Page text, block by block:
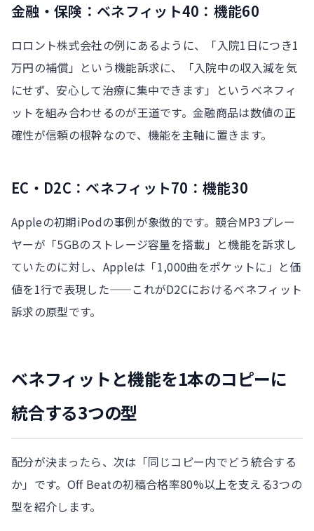
金融・保険：ベネフィット40：機能60
ロロント株式会社の例にあるように、「入院1日につき1
万円の補償」という機能訴求に、「入院中の収入減を気
にせず、安心して治療に集中できます」というベネフィ
ットを組み合わせるのが王道です。金融商品は数値の正
確性が信頼の根幹なので、機能を主軸に置きます。
EC・D2C：ベネフィット70：機能30
Appleの初期iPodの事例が象徴的です。競合MP3プレー
ヤーが「5GBのストレージ容量を搭載」と機能を訴求し
ていたのに対し、Appleは「1,000曲をポケットに」と価
値を1行で表現した——これがD2Cにおけるベネフィット
訴求の原型です。
ベネフィットと機能を1本のコピーに
統合する3つの型
配分が決まったら、次は「同じコピー内でどう統合する
か」です。Off Beatの初稿合格率80%以上を支える3つの
型を紹介します。